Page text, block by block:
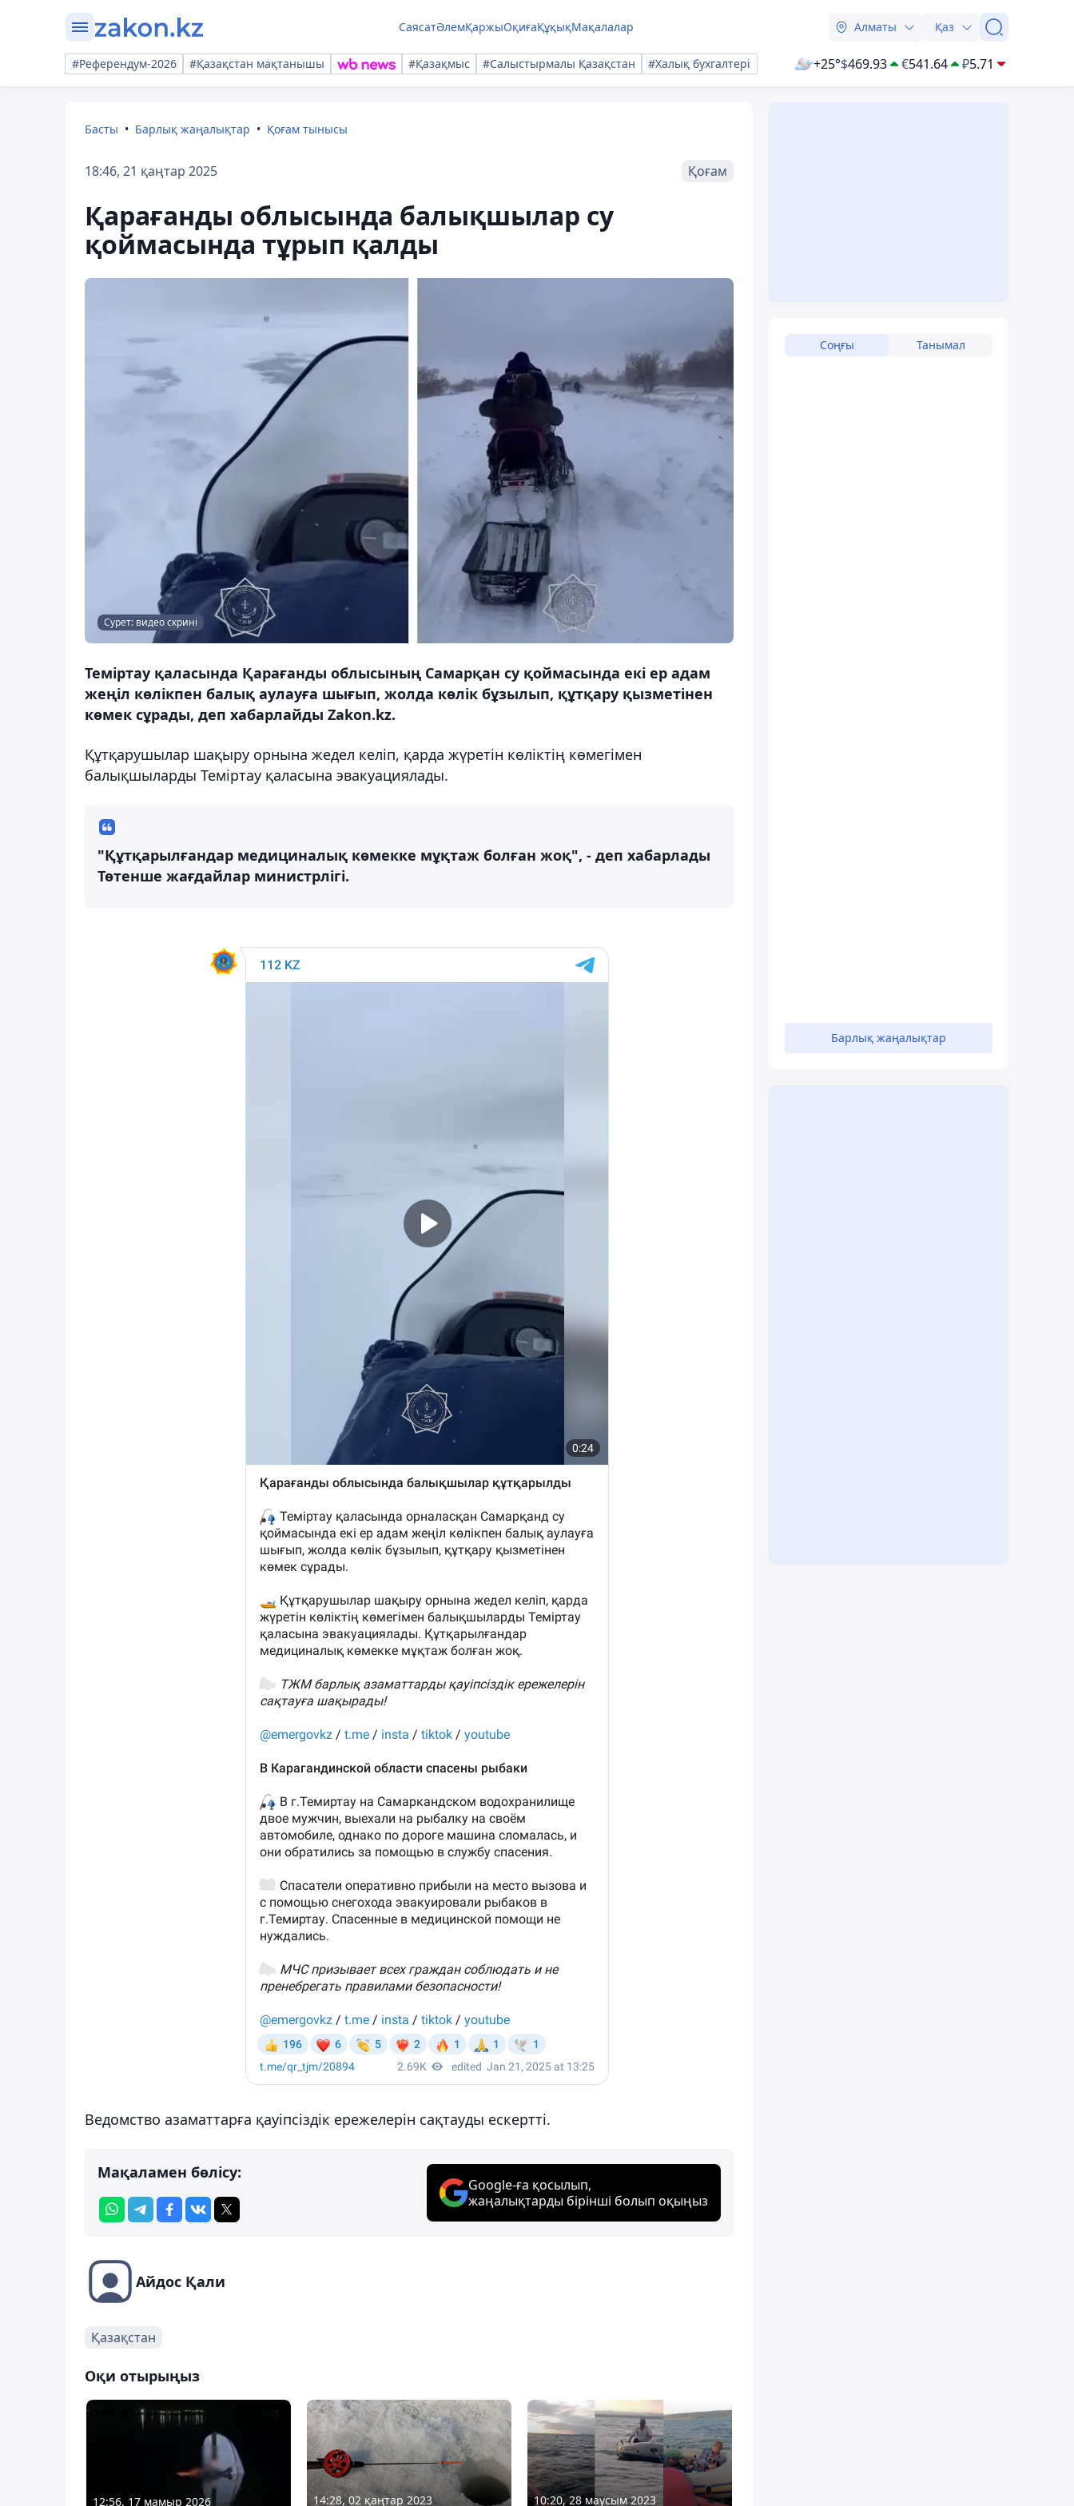
СаясатӘлемҚаржыОқиғаҚұқықМақалалар Алматы Қаз
#Референдум-2026 #Қазақстан мақтанышы #Қазақмыс #Салыстырмалы Қазақстан #Халық бухгалтері +25°$469.93 €541.64 ₽5.71
Басты Барлық жаңалықтар Қоғам тынысы
18:46, 21 қаңтар 2025 Қоғам
Қарағанды ​​облысында балықшылар су
қоймасында тұрып қалды
Сурет: видео скрині
Теміртау қаласында Қарағанды облысының Самарқан су қоймасында екі ер адам
жеңіл көлікпен балық аулауға шығып, жолда көлік бұзылып, құтқару қызметінен
көмек сұрады, деп хабарлайды Zakon.kz.
Құтқарушылар шақыру орнына жедел келіп, қарда жүретін көліктің көмегімен
балықшыларды Теміртау қаласына эвакуациялады.
"Құтқарылғандар медициналық көмекке мұқтаж болған жоқ", - деп хабарлады
Төтенше жағдайлар министрлігі.
Ведомство азаматтарға қауіпсіздік ережелерін сақтауды ескертті.
Мақаламен бөлісу:
Google-ға қосылып,
жаңалықтарды бірінші болып оқыңыз
Айдос Қали
Қазақстан
Оқи отырыңыз
12:56, 17 мамыр 2026 14:28, 02 қаңтар 2023 10:20, 28 маусым 2023
Соңғы Танымал
Барлық жаңалықтар